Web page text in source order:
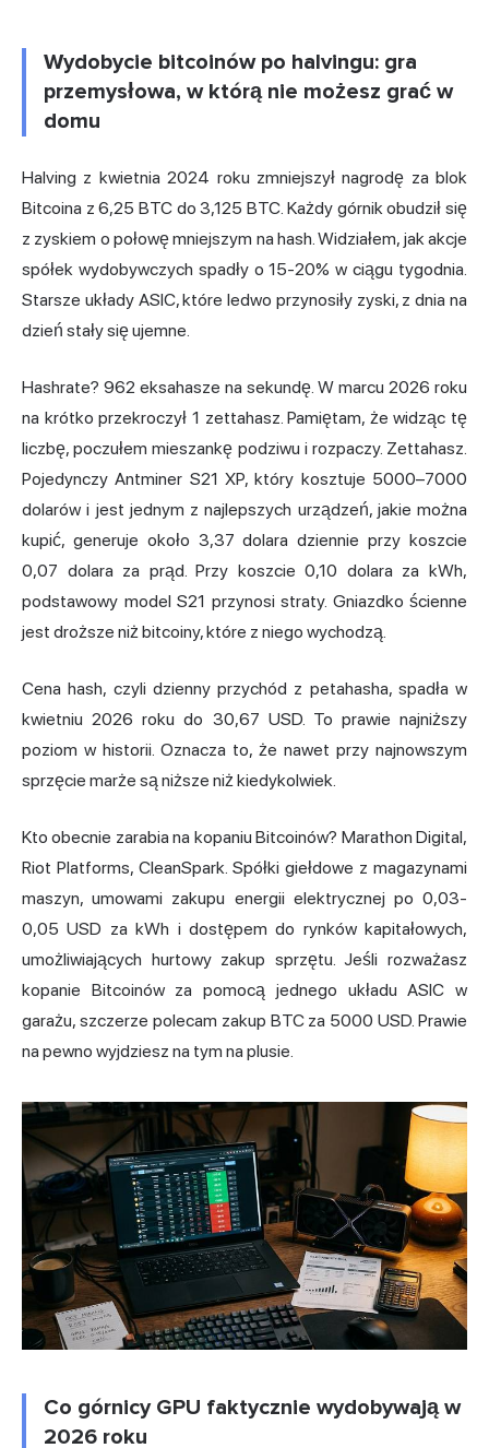
Wydobycie bitcoinów po halvingu: gra
przemysłowa, w którą nie możesz grać w
domu
Halving z kwietnia 2024 roku zmniejszył nagrodę za blok
Bitcoina z 6,25 BTC do 3,125 BTC. Każdy górnik obudził się
z zyskiem o połowę mniejszym na hash. Widziałem, jak akcje
spółek wydobywczych spadły o 15-20% w ciągu tygodnia.
Starsze układy ASIC, które ledwo przynosiły zyski, z dnia na
dzień stały się ujemne.
Hashrate? 962 eksahasze na sekundę. W marcu 2026 roku
na krótko przekroczył 1 zettahasz. Pamiętam, że widząc tę
liczbę, poczułem mieszankę podziwu i rozpaczy. Zettahasz.
Pojedynczy Antminer S21 XP, który kosztuje 5000–7000
dolarów i jest jednym z najlepszych urządzeń, jakie można
kupić, generuje około 3,37 dolara dziennie przy koszcie
0,07 dolara za prąd. Przy koszcie 0,10 dolara za kWh,
podstawowy model S21 przynosi straty. Gniazdko ścienne
jest droższe niż bitcoiny, które z niego wychodzą.
Cena hash, czyli dzienny przychód z petahasha, spadła w
kwietniu 2026 roku do 30,67 USD. To prawie najniższy
poziom w historii. Oznacza to, że nawet przy najnowszym
sprzęcie marże są niższe niż kiedykolwiek.
Kto obecnie zarabia na kopaniu Bitcoinów? Marathon Digital,
Riot Platforms, CleanSpark. Spółki giełdowe z magazynami
maszyn, umowami zakupu energii elektrycznej po 0,03-
0,05 USD za kWh i dostępem do rynków kapitałowych,
umożliwiających hurtowy zakup sprzętu. Jeśli rozważasz
kopanie Bitcoinów za pomocą jednego układu ASIC w
garażu, szczerze polecam zakup BTC za 5000 USD. Prawie
na pewno wyjdziesz na tym na plusie.
Co górnicy GPU faktycznie wydobywają w
2026 roku